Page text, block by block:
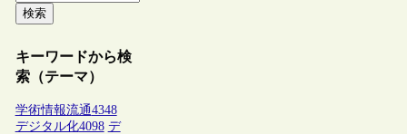
検索
キーワードから検
索（テーマ）
学術情報流通4348
デジタル化4098 デ